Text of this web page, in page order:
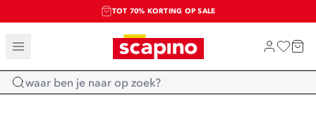
TOT 70% KORTING OP SALE
SALE: LAATSTE KANS!
SHOP NIEUW
Home